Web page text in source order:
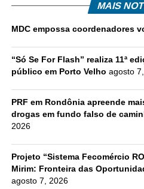
MAIS
MDC empossa coordenadores
“Só Se For Flash” realiza 11ª
público em Porto Velho agosto
PRF em Rondônia apreende
drogas em fundo falso de
2026
Projeto “Sistema Fecomércio
Mirim: Fronteira das
agosto 7, 2026